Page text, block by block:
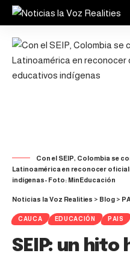
Con el SEIP, Colombia se
Latinoamérica en reconocer
indígenas- Foto: MinEducación
Noticias la Voz Realities > Blog >
CAUCA EDUCACIÓN PAIS
SEIP: un